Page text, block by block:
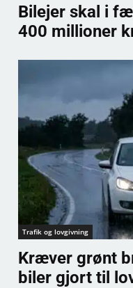
Bilejer skal i
400 millioner
Trafik og lovgivning
Kræver grønt
biler gjort til